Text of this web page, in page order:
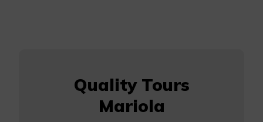
Quality Tours
Mariola